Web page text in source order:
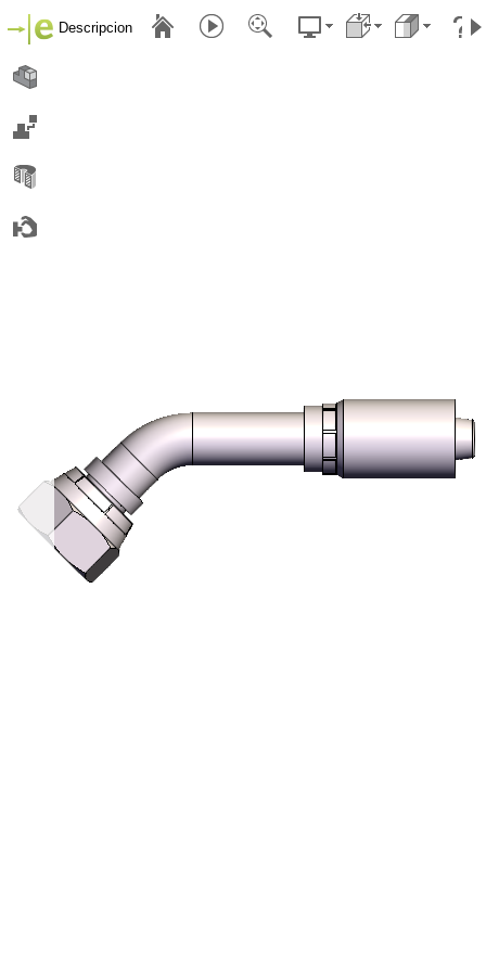
Descripcion